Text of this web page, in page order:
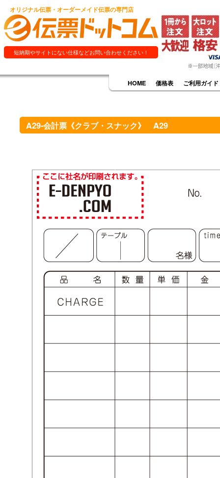
オリジナル伝票・オーダーメイド伝票の専門店
短納期やサイトにない仕様などお問い合わせください！
HOME 価格表 ご利用ガイド
A29-会計票《クラブ・スナック》 A29